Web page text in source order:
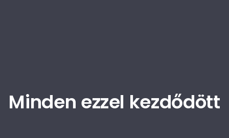
Minden ezzel kezdődött